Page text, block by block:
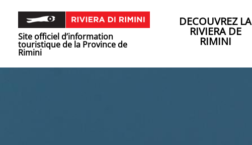
Site officiel d’information
touristique de la Province de
Rimini
DECOUVREZ LA
RIVIERA DE
RIMINI